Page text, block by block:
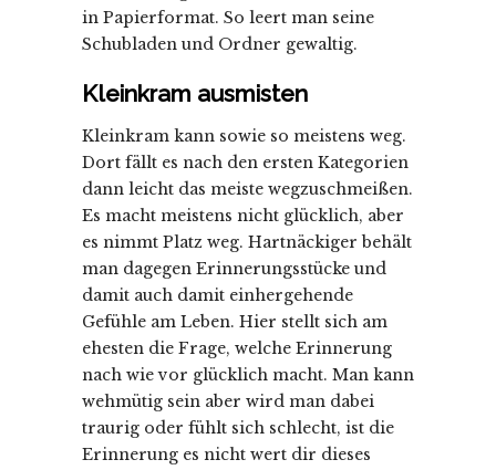
in Papierformat. So leert man seine
Schubladen und Ordner gewaltig.
Kleinkram ausmisten
Kleinkram kann sowie so meistens weg.
Dort fällt es nach den ersten Kategorien
dann leicht das meiste wegzuschmeißen.
Es macht meistens nicht glücklich, aber
es nimmt Platz weg. Hartnäckiger behält
man dagegen Erinnerungsstücke und
damit auch damit einhergehende
Gefühle am Leben. Hier stellt sich am
ehesten die Frage, welche Erinnerung
nach wie vor glücklich macht. Man kann
wehmütig sein aber wird man dabei
traurig oder fühlt sich schlecht, ist die
Erinnerung es nicht wert dir dieses